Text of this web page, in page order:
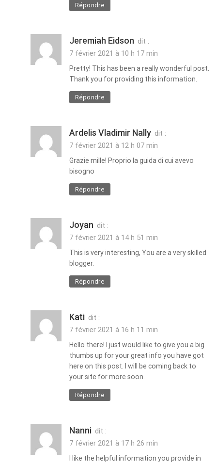
Répondre
Jeremiah Eidson dit :
7 février 2021 à 10 h 17 min
Pretty! This has been a really wonderful post.
Thank you for providing this information.
Répondre
Ardelis Vladimir Nally dit :
7 février 2021 à 12 h 07 min
Grazie mille! Proprio la guida di cui avevo
bisogno
Répondre
Joyan dit :
7 février 2021 à 14 h 51 min
This is very interesting, You are a very skilled
blogger.
Répondre
Kati dit :
7 février 2021 à 16 h 11 min
Hello there! I just would like to give you a big
thumbs up for your great info you have got
here on this post. I will be coming back to
your site for more soon.
Répondre
Nanni dit :
7 février 2021 à 17 h 26 min
I like the helpful information you provide in